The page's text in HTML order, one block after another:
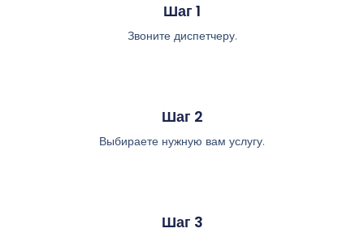
Шаг 1
Звоните диспетчеру.
Шаг 2
Выбираете нужную вам услугу.
Шаг 3